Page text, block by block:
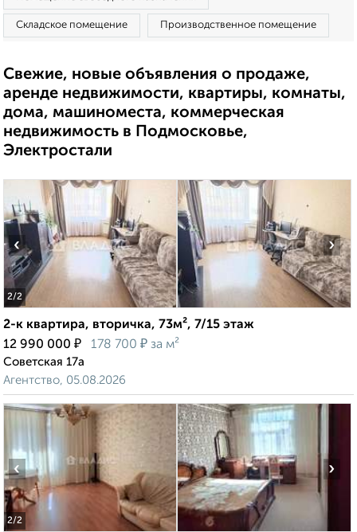
Складское помещение Производственное помещение
Свежие, новые объявления о продаже,
аренде недвижимости, квартиры, комнаты,
дома, машиноместа, коммерческая
недвижимость в Подмосковье,
Электростали
2/2
‹ ›
2-к квартира, вторичка, 73м², 7/15 этаж
12 990 000 ₽ 178 700 ₽ за м²
Советская 17а
Агентство, 05.08.2026
2/2
‹ ›